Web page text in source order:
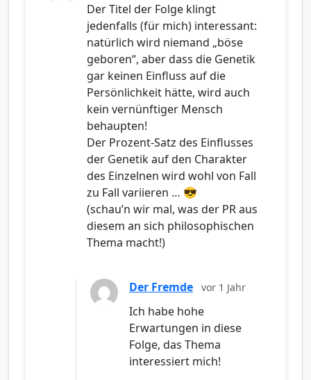
Der Titel der Folge klingt
jedenfalls (für mich) interessant:
natürlich wird niemand „böse
geboren“, aber dass die Genetik
gar keinen Einfluss auf die
Persönlichkeit hätte, wird auch
kein vernünftiger Mensch
behaupten!
Der Prozent-Satz des Einflusses
der Genetik auf den Charakter
des Einzelnen wird wohl von Fall
zu Fall variieren … 😎
(schau’n wir mal, was der PR aus
diesem an sich philosophischen
Thema macht!)
Der Fremde vor 1 Jahr
Ich habe hohe
Erwartungen in diese
Folge, das Thema
interessiert mich!